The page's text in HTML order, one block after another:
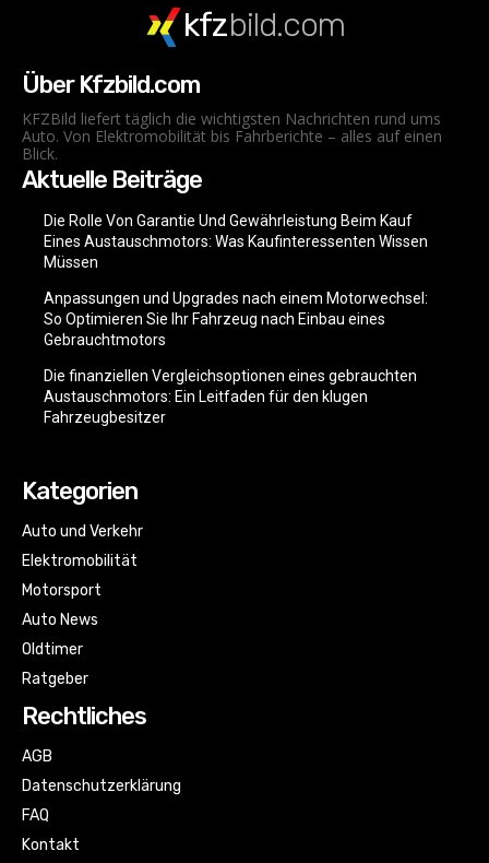
kfzbild.com
Über Kfzbild.com
KFZBild liefert täglich die wichtigsten Nachrichten rund ums
Auto. Von Elektromobilität bis Fahrberichte – alles auf einen
Blick.
Aktuelle Beiträge
Die Rolle Von Garantie Und Gewährleistung Beim Kauf
Eines Austauschmotors: Was Kaufinteressenten Wissen
Müssen
Anpassungen und Upgrades nach einem Motorwechsel:
So Optimieren Sie Ihr Fahrzeug nach Einbau eines
Gebrauchtmotors
Die finanziellen Vergleichsoptionen eines gebrauchten
Austauschmotors: Ein Leitfaden für den klugen
Fahrzeugbesitzer
Kategorien
Auto und Verkehr
Elektromobilität
Motorsport
Auto News
Oldtimer
Ratgeber
Rechtliches
AGB
Datenschutzerklärung
FAQ
Kontakt